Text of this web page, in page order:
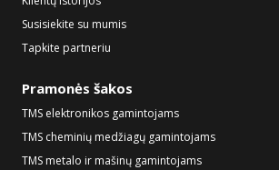
Susisiekite su mumis
Tapkite partneriu
Pramonės šakos
TMS elektronikos gamintojams
TMS cheminių medžiagų gamintojams
TMS metalo ir mašinų gamintojams